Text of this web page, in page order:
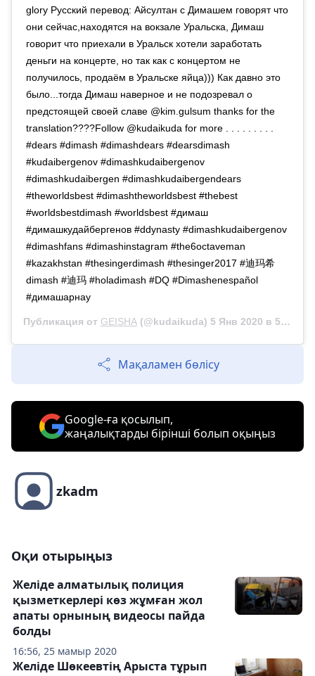
glory Русский перевод: Айсултан с Димашем говорят что
они сейчас,находятся на вокзале Уральска, Димаш
говорит что приехали в Уральск хотели заработать
деньги на концерте, но так как с концертом не
получилось, продаём в Уральске яйца))) Как давно это
было...тогда Димаш наверное и не подозревал о
предстоящей своей славе @kim.gulsum thanks for the
translation????Follow @kudaikuda for more . . . . . . . . .
#dears #dimash #dimashdears #dearsdimash
#kudaibergenov #dimashkudaibergenov
#dimashkudaibergen #dimashkudaibergendears
#theworldsbest #dimashtheworldsbest #thebest
#worldsbestdimash #worldsbest #димаш
#димашкудайбергенов #ddynasty #dimashkudaibergenov
#dimashfans #dimashinstagram #the6octaveman
#kazakhstan #thesingerdimash #thesinger2017 #迪玛希
dimash #迪玛 #holadimash #DQ #Dimashenespañol
#димашарнау
Публикация от GEISHA (@kudaikuda) 5 Янв 2020 в 5:24 PST
Мақаламен бөлісу
Google-ға қосылып,
жаңалықтарды бірінші болып оқыңыз
zkadm
Оқи отырыңыз
16:56, 25 мамыр 2020
Желіде алматылық полиция
қызметкерлері көз жұмған жол
апаты орнының видеосы пайда
болды
Желіде Шөкеевтің Арыста тұрып